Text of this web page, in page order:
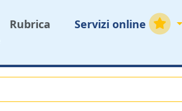
Rubrica Servizi online